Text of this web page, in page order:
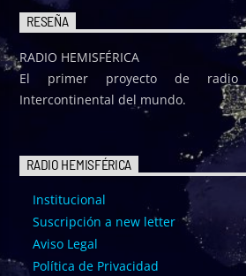
RESEÑA
RADIO HEMISFÉRICA
El primer proyecto de
Intercontinental del mundo.
RADIO HEMISFÉRICA
Institucional
Suscripción a new letter
Aviso Legal
Política de Privacidad